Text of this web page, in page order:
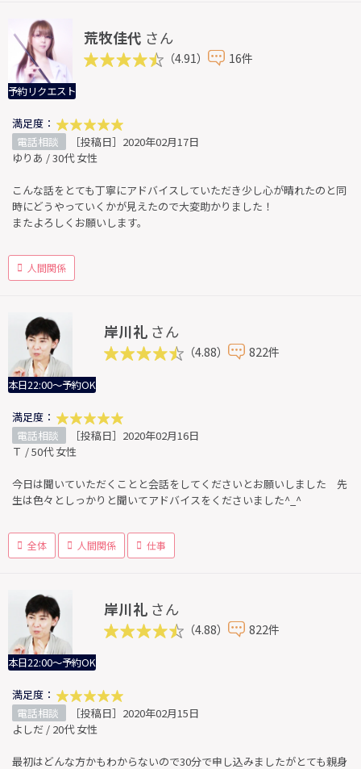
予約リクエスト
荒牧佳代 さん
（4.91） 16件
満足度：
電話相談
［投稿日］2020年02月17日
ゆりあ / 30代 女性
こんな話をとても丁寧にアドバイスしていただき少し心が晴れたのと同
時にどうやっていくかが見えたので大変助かりました！
またよろしくお願いします。
人間関係
本日22:00～予約OK
岸川礼 さん
（4.88） 822件
満足度：
電話相談
［投稿日］2020年02月16日
Ｔ / 50代 女性
今日は聞いていただくことと会話をしてくださいとお願いしました 先
生は色々としっかりと聞いてアドバイスをくださいました^_^
全体 人間関係 仕事
本日22:00～予約OK
岸川礼 さん
（4.88） 822件
満足度：
電話相談
［投稿日］2020年02月15日
よしだ / 20代 女性
最初はどんな方かもわからないので30分で申し込みましたがとても親身